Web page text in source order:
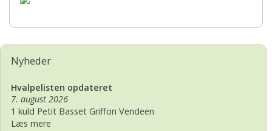
Nyheder
Hvalpelisten opdateret
7. august 2026
1 kuld Petit Basset Griffon Vendeen
Læs mere